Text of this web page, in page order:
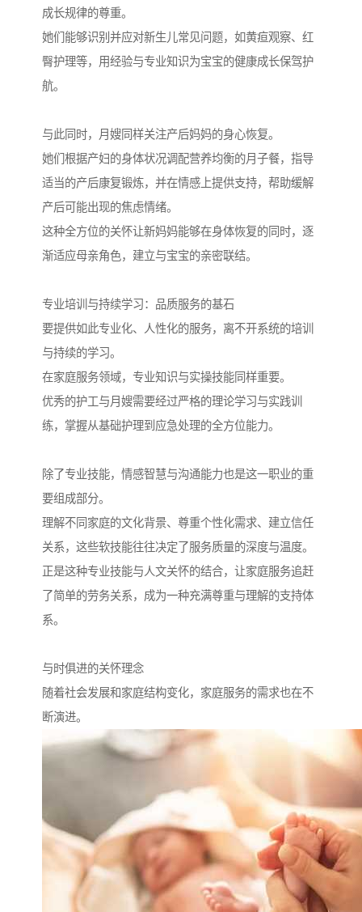
成长规律的尊重。
她们能够识别并应对新生儿常见问题，如黄疸观察、红
臀护理等，用经验与专业知识为宝宝的健康成长保驾护
航。
与此同时，月嫂同样关注产后妈妈的身心恢复。
她们根据产妇的身体状况调配营养均衡的月子餐，指导
适当的产后康复锻炼，并在情感上提供支持，帮助缓解
产后可能出现的焦虑情绪。
这种全方位的关怀让新妈妈能够在身体恢复的同时，逐
渐适应母亲角色，建立与宝宝的亲密联结。
专业培训与持续学习：品质服务的基石
要提供如此专业化、人性化的服务，离不开系统的培训
与持续的学习。
在家庭服务领域，专业知识与实操技能同样重要。
优秀的护工与月嫂需要经过严格的理论学习与实践训
练，掌握从基础护理到应急处理的全方位能力。
除了专业技能，情感智慧与沟通能力也是这一职业的重
要组成部分。
理解不同家庭的文化背景、尊重个性化需求、建立信任
关系，这些软技能往往决定了服务质量的深度与温度。
正是这种专业技能与人文关怀的结合，让家庭服务追赶
了简单的劳务关系，成为一种充满尊重与理解的支持体
系。
与时俱进的关怀理念
随着社会发展和家庭结构变化，家庭服务的需求也在不
断演进。